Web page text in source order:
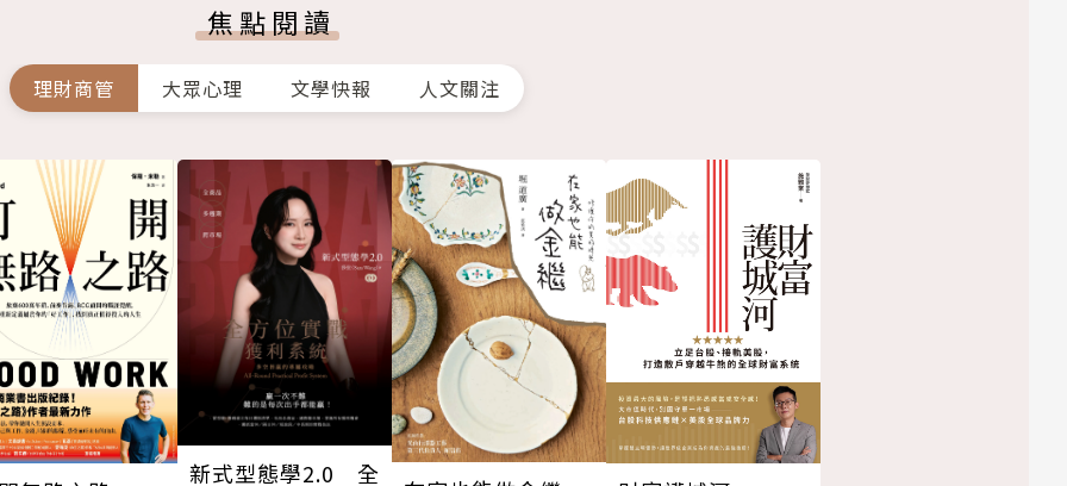
焦點閱讀
理財商管 大眾心理 文學快報 人文關注
新式型態學2.0 全